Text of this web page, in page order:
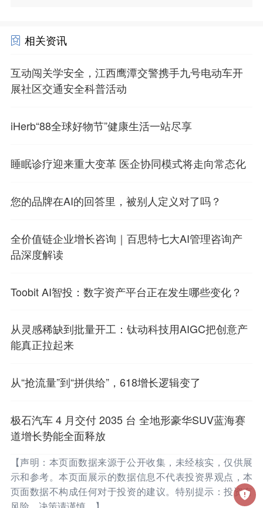
相关资讯
互动闯关学安全，江西鹰潭交警携手九号电动车开
展社区交通安全科普活动
iHerb“88全球好物节”健康生活一站尽享
睡眠诊疗迎来重大变革 医企协同模式将走向常态化
您的品牌在AI的回答里，被别人定义对了吗？
全价值链企业增长咨询｜百思特七大AI管理咨询产
品深度解读
​Toobit AI智投：数字资产平台正在发生哪些变化？
从灵感稀缺到批量开工：钛动科技用AIGC把创意产
能真正拉起来
从“抢流量”到“拼供给”，618增长逻辑变了
极石汽车 4 月交付 2035 台 全地形豪华SUV蓝海赛
道增长势能全面释放
【声明：本页面数据来源于公开收集，未经核实，仅供展
示和参考。本页面展示的数据信息不代表投资界观点，本
页面数据不构成任何对于投资的建议。特别提示：投资有